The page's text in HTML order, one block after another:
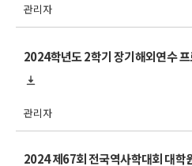
관리자
2024학년도 2학기 장기해외연수
관리자
2024 제67회 전국역사학대회 대학